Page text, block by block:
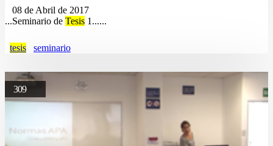
08 de Abril de 2017
...Seminario de Tesis 1......
tesis seminario
309